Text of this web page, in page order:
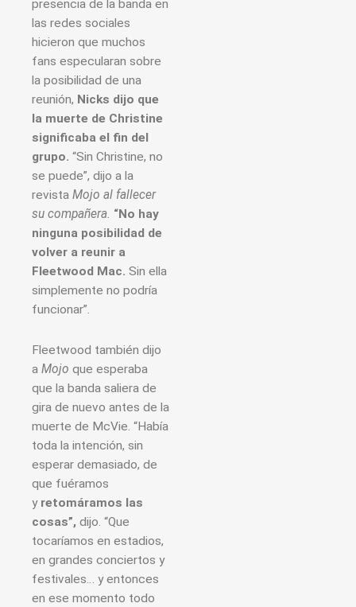
presencia de la banda en
las redes sociales
hicieron que muchos
fans especularan sobre
la posibilidad de una
reunión, Nicks dijo que
la muerte de Christine
significaba el fin del
grupo. “Sin Christine, no
se puede”, dijo a la
revista Mojo al fallecer
su compañera. “No hay
ninguna posibilidad de
volver a reunir a
Fleetwood Mac. Sin ella
simplemente no podría
funcionar”.
Fleetwood también dijo
a Mojo que esperaba
que la banda saliera de
gira de nuevo antes de la
muerte de McVie. “Había
toda la intención, sin
esperar demasiado, de
que fuéramos
y retomáramos las
cosas”, dijo. “Que
tocaríamos en estadios,
en grandes conciertos y
festivales… y entonces
en ese momento todo